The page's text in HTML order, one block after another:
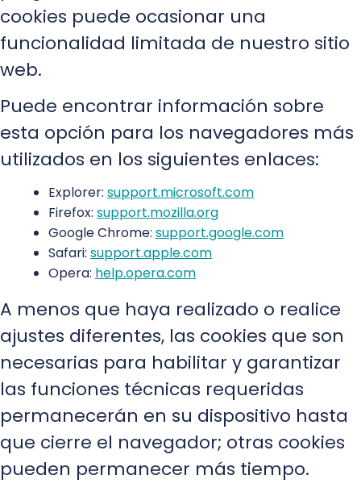
cookies puede ocasionar una
funcionalidad limitada de nuestro sitio
web.
Puede encontrar información sobre
esta opción para los navegadores más
utilizados en los siguientes enlaces:
Explorer: support.microsoft.com
Firefox: support.mozilla.org
Google Chrome: support.google.com
Safari: support.apple.com
Opera: help.opera.com
A menos que haya realizado o realice
ajustes diferentes, las cookies que son
necesarias para habilitar y garantizar
las funciones técnicas requeridas
permanecerán en su dispositivo hasta
que cierre el navegador; otras cookies
pueden permanecer más tiempo.